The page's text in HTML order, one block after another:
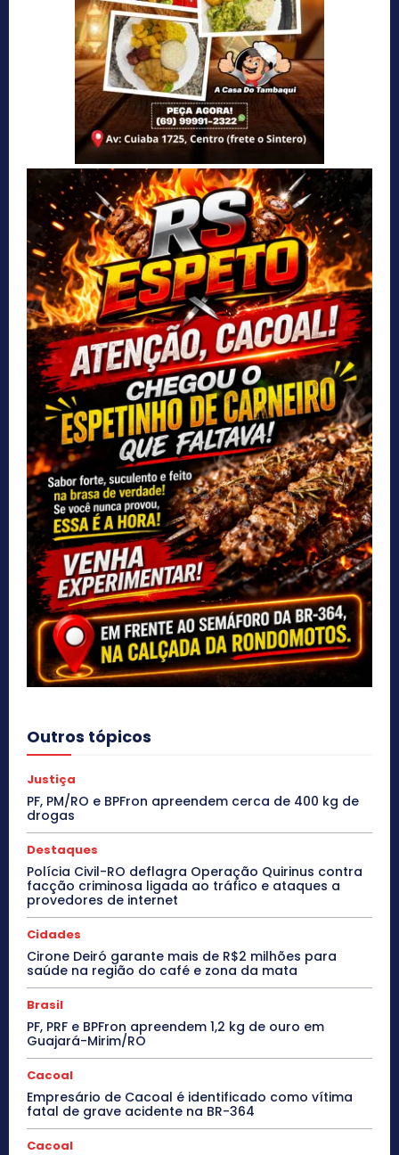
Outros tópicos
Justiça
PF, PM/RO e BPFron apreendem cerca de 400 kg de
drogas
Destaques
Polícia Civil-RO deflagra Operação Quirinus contra
facção criminosa ligada ao tráfico e ataques a
provedores de internet
Cidades
Cirone Deiró garante mais de R$2 milhões para
saúde na região do café e zona da mata
Brasil
PF, PRF e BPFron apreendem 1,2 kg de ouro em
Guajará-Mirim/RO
Cacoal
Empresário de Cacoal é identificado como vítima
fatal de grave acidente na BR-364
Cacoal